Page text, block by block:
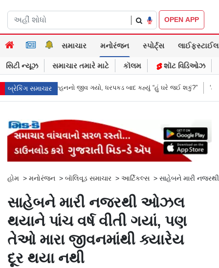
OPEN APP
સમાચાર મનોરંજન સ્પોર્ટ્સ લાઈફસ્ટાઈલ
સિટી ન્યૂઝ સમાચાર તમારે માટે કૉલમ શૉટ વિડિઓઝ
બ્રેકિંગ સમાચાર
બાદ કહ્યું “હું ઘરે જઈ શકું?” ‘હું બાબા બાગેશ્વર નથી...’: IIT દિલ્હીમાં
હોમ > મનોરંજન > બૉલિવૂડ સમાચાર > આર્ટિકલ્સ > સાહેબને મારી
સાહેબને મારી નજરથી ઓઝલ
થયાને પાંચ વર્ષ વીતી ગયાં, પણ
તેઓ મારા જીવનમાંથી ક્યારેય
દૂર થયા નથી